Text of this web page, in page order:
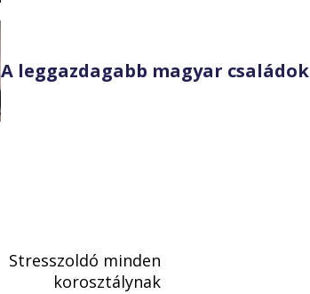
A leggazdagabb magyar családok
Stresszoldó minden
korosztálynak